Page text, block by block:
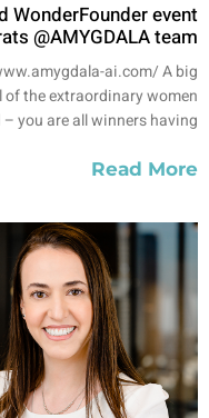
WonderFounder event
@AMYGDALA team!
ai.com/ A big
of the extraordinary women
you are all winners having
Read More